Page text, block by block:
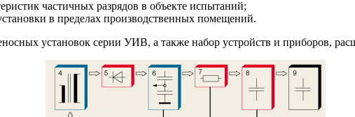
частичных разрядов в объекте испытаний;
в пределах производственных помещений.
установок серии УИВ, а также набор устройств и приборов,